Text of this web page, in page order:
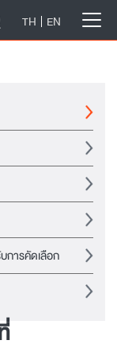
TH EN
การคัดเลือก